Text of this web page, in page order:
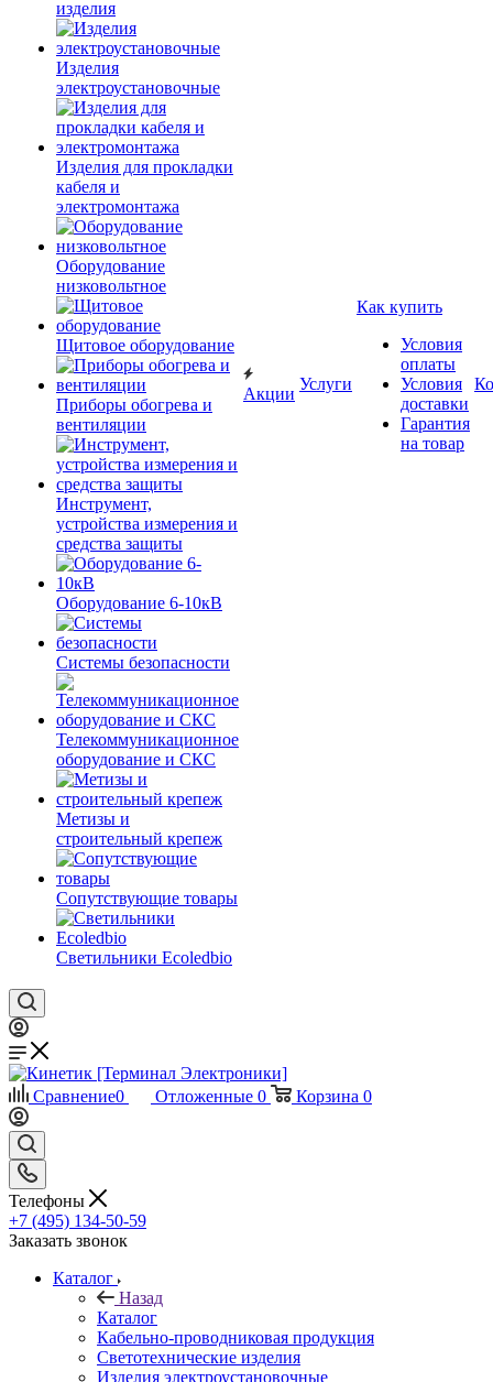
изделия
Изделия
электроустановочные
Изделия для прокладки
кабеля и
электромонтажа
Оборудование
низковольтное
Щитовое оборудование
Приборы обогрева и
вентиляции
Инструмент,
устройства измерения и
средства защиты
Оборудование 6-10кВ
Системы безопасности
Телекоммуникационное
оборудование и СКС
Метизы и
строительный крепеж
Сопутствующие товары
Светильники Ecoledbio
Акции
Услуги
Как купить
Условия
оплаты
Условия
доставки
Гарантия
на товар
Сравнение0 Отложенные 0 Корзина 0
Телефоны
+7 (495) 134-50-59
Заказать звонок
Каталог
Назад
Каталог
Кабельно-проводниковая продукция
Светотехнические изделия
Изделия электроустановочные